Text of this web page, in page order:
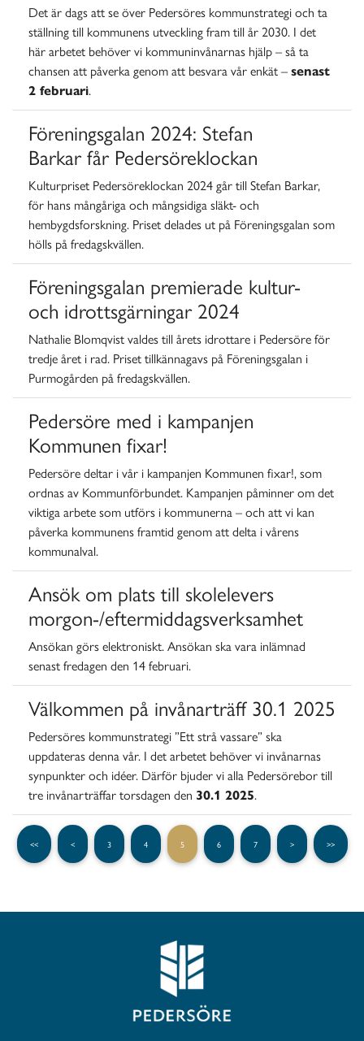
Det är dags att se över Pedersöres kommunstrategi och ta
ställning till kommunens utveckling fram till år 2030. I det
här arbetet behöver vi kommuninvånarnas hjälp – så ta
chansen att påverka genom att besvara vår enkät –senast
2 februari.
Föreningsgalan 2024: Stefan
Barkar får Pedersöreklockan
Kulturpriset Pedersöreklockan 2024 går till Stefan Barkar,
för hans mångåriga och mångsidiga släkt- och
hembygdsforskning. Priset delades ut på Föreningsgalan som
hölls på fredagskvällen.
Föreningsgalan premierade kultur-
och idrottsgärningar 2024
Nathalie Blomqvist valdes till årets idrottare i Pedersöre för
tredje året i rad. Priset tillkännagavs på Föreningsgalan i
Purmogården på fredagskvällen.
Pedersöre med i kampanjen
Kommunen fixar!
Pedersöre deltar i vår i kampanjen Kommunen fixar!, som
ordnas av Kommunförbundet. Kampanjen påminner om det
viktiga arbete som utförs i kommunerna – och att vi kan
påverka kommunens framtid genom att delta i vårens
kommunalval.
Ansök om plats till skolelevers
morgon-/eftermiddagsverksamhet
Ansökan görs elektroniskt. Ansökan ska vara inlämnad
senast fredagen den 14 februari.
Välkommen på invånarträff 30.1 2025
Pedersöres kommunstrategi ”Ett strå vassare” ska
uppdateras denna vår. I det arbetet behöver vi invånarnas
synpunkter och idéer. Därför bjuder vi alla Pedersörebor till
tre invånarträffar torsdagen den 30.1 2025.
<< < 3 4 5 6 7 > >>